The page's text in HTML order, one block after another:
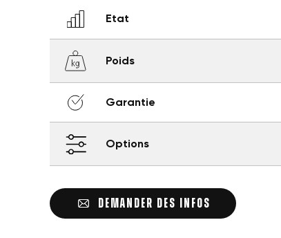
Etat
Poids
Garantie
Options
DEMANDER DES INFOS